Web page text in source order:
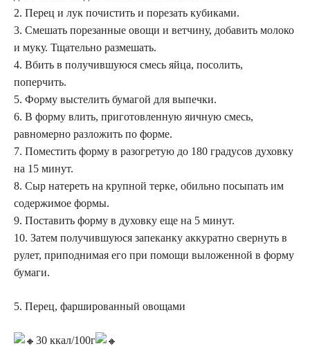
2. Перец и лук почистить и порезать кубиками.
3. Смешать порезанные овощи и ветчину, добавить молоко
и муку. Тщательно размешать.
4. Вбить в получившуюся смесь яйца, посолить,
поперчить.
5. Форму выстелить бумагой для выпечки.
6. В форму влить, приготовленную яичную смесь,
равномерно разложить по форме.
7. Поместить форму в разогретую до 180 градусов духовку
на 15 минут.
8. Сыр натереть на крупной терке, обильно посыпать им
содержимое формы.
9. Поставить форму в духовку еще на 5 минут.
10. Затем получившуюся запеканку аккуратно свернуть в
рулет, приподнимая его при помощи выложенной в форму
бумаги.
5. Перец, фаршированный овощами
30 ккал/100г